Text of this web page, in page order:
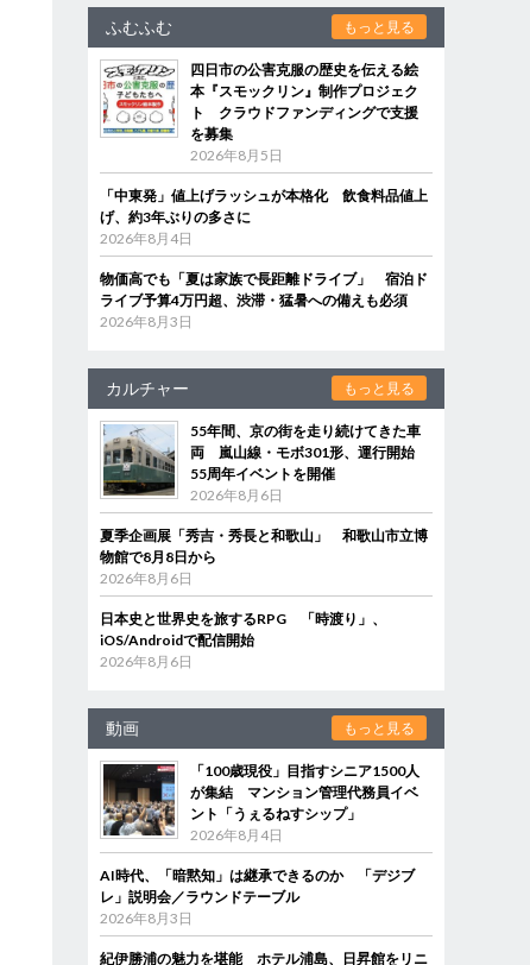
ふむふむ もっと見る
四日市の公害克服の歴史を伝える絵
本『スモックリン』制作プロジェク
ト クラウドファンディングで支援
を募集
2026年8月5日
「中東発」値上げラッシュが本格化 飲食料品値上
げ、約3年ぶりの多さに
2026年8月4日
物価高でも「夏は家族で長距離ドライブ」 宿泊ド
ライブ予算4万円超、渋滞・猛暑への備えも必須
2026年8月3日
カルチャー もっと見る
55年間、京の街を走り続けてきた車
両 嵐山線・モボ301形、運行開始
55周年イベントを開催
2026年8月6日
夏季企画展「秀吉・秀長と和歌山」 和歌山市立博
物館で8月8日から
2026年8月6日
日本史と世界史を旅するRPG 「時渡り」、
iOS/Androidで配信開始
2026年8月6日
動画 もっと見る
「100歳現役」目指すシニア1500人
が集結 マンション管理代務員イベ
ント「うぇるねすシップ」
2026年8月4日
AI時代、「暗黙知」は継承できるのか 「デジブ
レ」説明会／ラウンドテーブル
2026年8月3日
紀伊勝浦の魅力を堪能 ホテル浦島、日昇館をリニ